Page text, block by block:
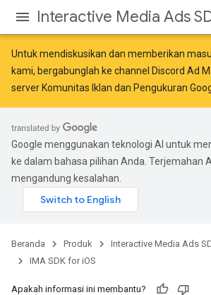
Interactive Media Ads
Untuk mendiskusikan dan memberikan
kami, bergabunglah ke channel Discord Ad
server Komunitas Iklan dan Pengukuran
Google menggunakan teknologi AI untuk
ke dalam bahasa pilihan Anda. Terjemahan
mengandung kesalahan.
Beranda Produk
Interactive Media Ads
IMA SDK for iOS
Apakah informasi ini membantu?